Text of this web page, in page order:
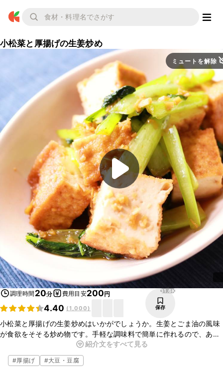
小松菜と厚揚げの生姜炒め
ミュートを解除
調理時間 20分 費用目安200円
4.40 (1,000)
31.6K
保存
小松菜と厚揚げの生姜炒めはいかがでしょうか。生姜とごま油の風味
が食欲をそそる炒め物です。手軽な調味料で簡単に作れるので、あと
もう一品ほしいときの副菜にもぴったりですよ。小松菜をチンゲン菜
や豆苗に代えてもアレンジできるので、ぜひお試しくださいね。
紹介文をすべて見る
#厚揚げ #大豆・豆腐